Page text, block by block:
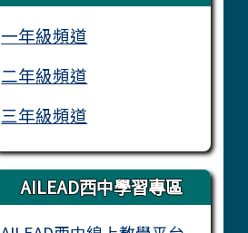
一年級頻道
二年級頻道
三年級頻道
AILEAD西中學習專區